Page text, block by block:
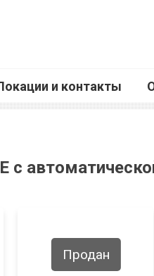
и контакты
с
Продан